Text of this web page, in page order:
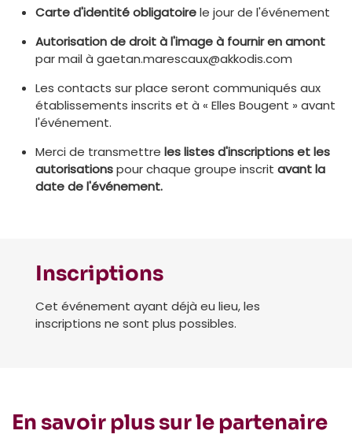
Carte d'identité obligatoirele jour de l'événement
Autorisation de droit à l'image à fournir en amont
par mail à gaetan.marescaux@akkodis.com
Les contacts sur place seront communiqués aux
établissements inscrits et à « Elles Bougent » avant
l'événement.
Merci de transmettre les listes d'inscriptions et les
autorisationspour chaque groupe inscrit avant la
date de l'événement.
Inscriptions
Cet événement ayant déjà eu lieu, les
inscriptions ne sont plus possibles.
En savoir plus sur le partenaire